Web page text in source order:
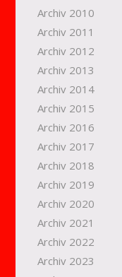
Archiv 2010
Archiv 2011
Archiv 2012
Archiv 2013
Archiv 2014
Archiv 2015
Archiv 2016
Archiv 2017
Archiv 2018
Archiv 2019
Archiv 2020
Archiv 2021
Archiv 2022
Archiv 2023